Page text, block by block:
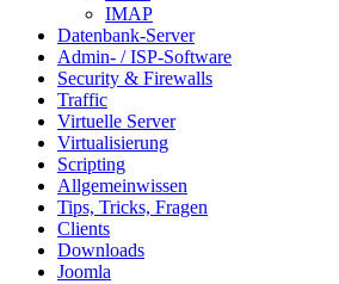
IMAP
Datenbank-Server
Admin- / ISP-Software
Security & Firewalls
Traffic
Virtuelle Server
Virtualisierung
Scripting
Allgemeinwissen
Tips, Tricks, Fragen
Clients
Downloads
Joomla